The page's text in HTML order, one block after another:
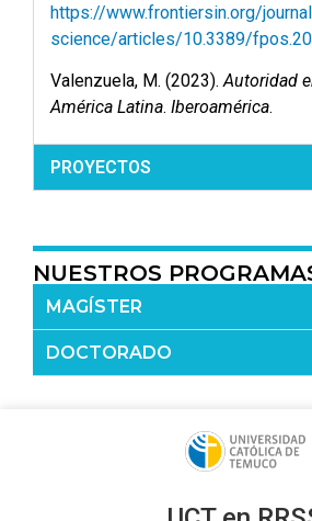
https://www.frontiersin.org/
science/articles/10.3389/
Valenzuela, M. (2023).Autoridad
América Latina. Iberoamérica.
PROYECTOS
NUESTROS
MAGÍSTER
DOCTORADO